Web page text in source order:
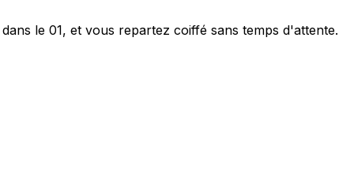
le 01, et vous repartez coiffé sans temps d'attente.